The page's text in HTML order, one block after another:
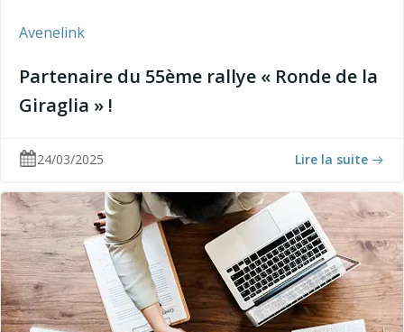
Avenelink
Partenaire du 55ème rallye « Ronde de la
Giraglia » !
24/03/2025 Lire la suite